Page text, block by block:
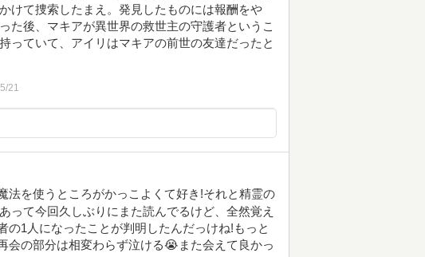
けて捜索したまえ。発見したものには報酬をや
た後、マキアが異世界の救世主の守護者というこ
っていて、アイリはマキアの前世の友達だったと
21
法を使うところがかっこよくて好き!それと精霊の
って今回久しぶりにまた読んでるけど、全然覚え
の1人になったことが判明したんだっけね!もっと
会の部分は相変わらず泣ける😭また会えて良かっ